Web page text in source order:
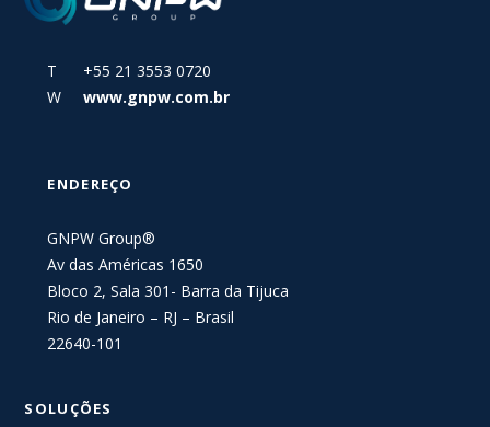
T +55 21 3553 0720
W
www.gnpw.com.br
ENDEREÇO
GNPW Group®
Av das Américas 1650
Bloco 2, Sala 301- Barra da Tijuca
Rio de Janeiro – RJ – Brasil
22640-101
SOLUÇÕES